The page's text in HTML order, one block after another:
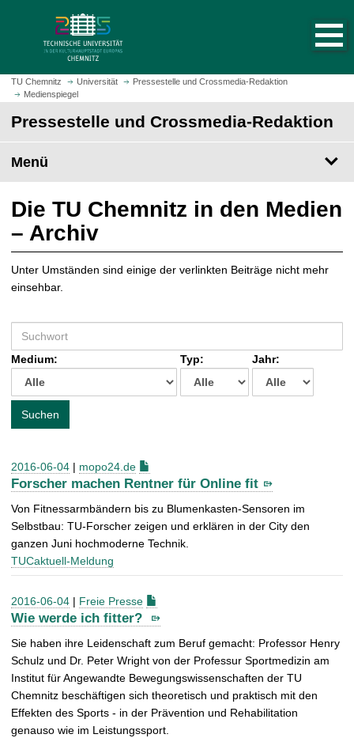
m
H
t
s
i
e
a
u
f
r
u
f
e
TU Chemnitz Universität
Pressestelle und Crossmedia-Redaktion
Medienspiegel
Pressestelle und Crossmedia-Redaktion
Menü
Die TU Chemnitz in den Medien
– Archiv
Unter Umständen sind einige der verlinkten Beiträge nicht mehr
einsehbar.
u
c
e
h
:
Medium: Typ: Jahr:
Suchen
2016-06-04 | mopo24.de
Forscher machen Rentner für Online fit
Von Fitnessarmbändern bis zu Blumenkasten-Sensoren im
Selbstbau: TU-Forscher zeigen und erklären in der City den
ganzen Juni hochmoderne Technik.
TUCaktuell-Meldung
2016-06-04 | Freie Presse
Wie werde ich fitter?
Sie haben ihre Leidenschaft zum Beruf gemacht: Professor Henry
Schulz und Dr. Peter Wright von der Professur Sportmedizin am
Institut für Angewandte Bewegungswissenschaften der TU
Chemnitz beschäftigen sich theoretisch und praktisch mit den
Effekten des Sports - in der Prävention und Rehabilitation
genauso wie im Leistungssport.